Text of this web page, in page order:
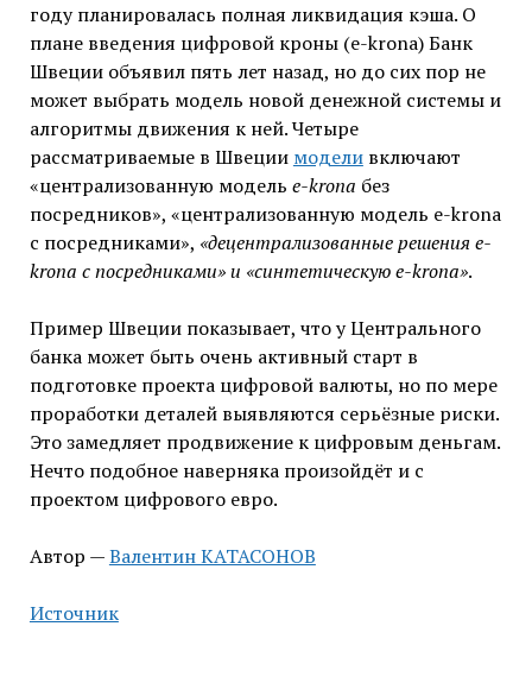
году планировалась полная ликвидация кэша. О
плане введения цифровой кроны (e-krona) Банк
Швеции объявил пять лет назад, но до сих пор не
может выбрать модель новой денежной системы и
алгоритмы движения к ней. Четыре
рассматриваемые в Швеции моделивключают
«централизованную модель e-krona без
посредников», «централизованную модель e-krona
с посредниками», «децентрализованные решения e-
krona с посредниками» и «синтетическую e-krona».
Пример Швеции показывает, что у Центрального
банка может быть очень активный старт в
подготовке проекта цифровой валюты, но по мере
проработки деталей выявляются серьёзные риски.
Это замедляет продвижение к цифровым деньгам.
Нечто подобное наверняка произойдёт и с
проектом цифрового евро.
Автор —Валентин КАТАСОНОВ
Источник